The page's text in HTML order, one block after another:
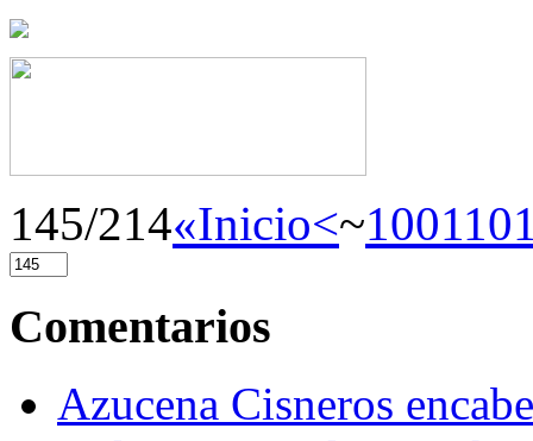
145/214«Inicio<~100110
Comentarios
Azucena Cisneros